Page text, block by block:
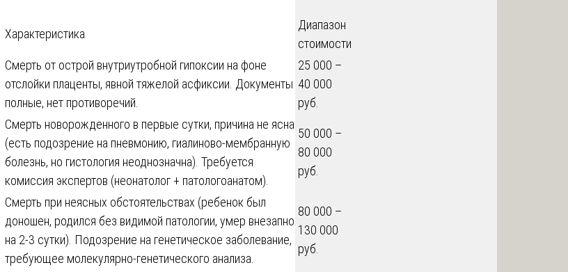
Характеристика
Диапазон
стоимости
Смерть от острой внутриутробной гипоксии на фоне
отслойки плаценты, явной тяжелой асфиксии. Документы
полные, нет противоречий.
25 000 –
40 000
руб.
Смерть новорожденного в первые сутки, причина не ясна
(есть подозрение на пневмонию, гиалиново-мембранную
болезнь, но гистология неоднозначна). Требуется
комиссия экспертов (неонатолог + патологоанатом).
50 000 –
80 000
руб.
Смерть при неясных обстоятельствах (ребенок был
доношен, родился без видимой патологии, умер внезапно
на 2-3 сутки). Подозрение на генетическое заболевание,
требующее молекулярно-генетического анализа.
80 000 –
130 000
руб.